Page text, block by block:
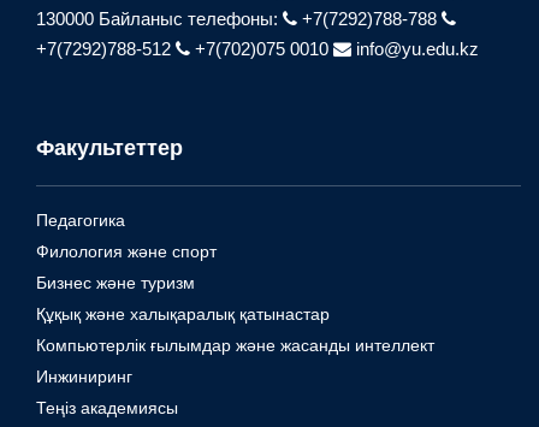
130000 Байланыс телефоны:
+7(7292)788-788
+7(7292)788-512
+7(702)075 0010 info@yu.edu.kz
Факультеттер
Педагогика
Филология және спорт
Бизнес және туризм
Құқық және халықаралық қатынастар
Компьютерлік ғылымдар және жасанды интеллект
Инжиниринг
Теңіз академиясы